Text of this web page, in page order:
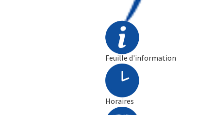
Feuille d'information
Horaires